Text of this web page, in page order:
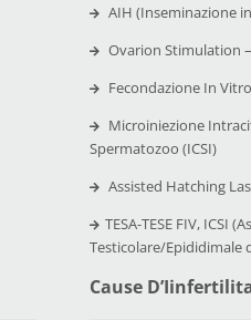
AIH (Inseminazione
Ovarion Stimulation
Fecondazione In
Microiniezione
Spermatozoo (ICSI)
Assisted Hatching
TESA-TESE FIV, ICSI
Testicolare/Epididimale
Cause